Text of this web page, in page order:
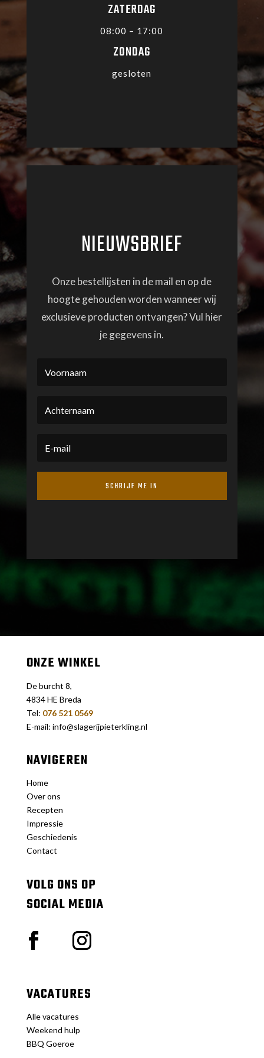
ZATERDAG
08:00 – 17:00
ZONDAG
gesloten
NIEUWSBRIEF
Onze bestellijsten in de mail en op de
hoogte gehouden worden wanneer wij
exclusieve producten ontvangen? Vul hier
je gegevens in.
SCHRIJF ME IN
ONZE WINKEL
De burcht 8,
4834 HE Breda
Tel: 076 521 0569
E-mail: info@slagerijpieterkling.nl
NAVIGEREN
Home
Over ons
Recepten
Impressie
Geschiedenis
Contact
VOLG ONS OP
SOCIAL MEDIA
VACATURES
Alle vacatures
Weekend hulp
BBQ Goeroe